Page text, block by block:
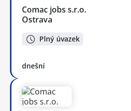
Comac jobs s.r.o.
Ostrava
Plný úvazek
dnešní